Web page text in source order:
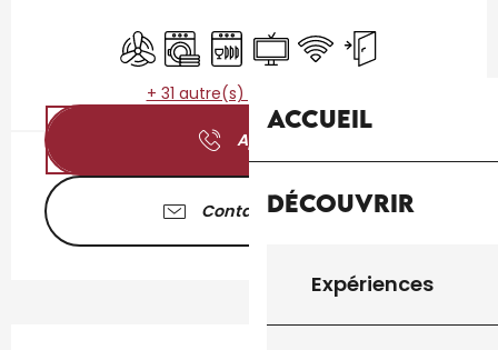
Accueil
Découvrir
Expériences
Air conditionné
Lave lingeLave vaisselle
Télévision
WiFi Entrée
+ 31 autre(s) prestation(s)
Appeler
Contactez-nous